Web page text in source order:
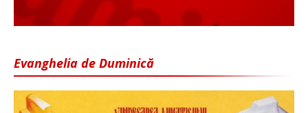
Evanghelia de Duminică